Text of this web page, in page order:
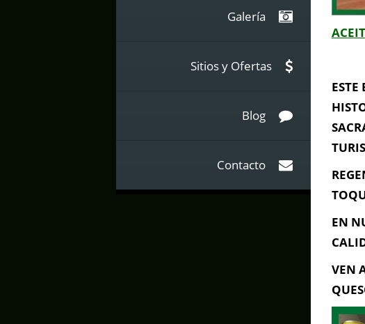
Galería
Sitios y Ofertas
Blog
Contacto
EN
VEN
692